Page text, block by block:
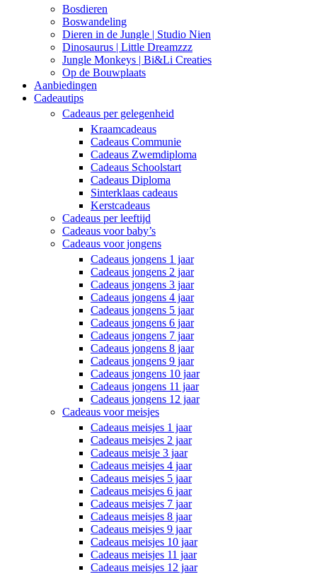
Bosdieren
Boswandeling
Dieren in de Jungle | Studio Nien
Dinosaurus | Little Dreamzzz
Jungle Monkeys | Bi&Li Creaties
Op de Bouwplaats
Aanbiedingen
Cadeautips
Cadeaus per gelegenheid
Kraamcadeaus
Cadeaus Communie
Cadeaus Zwemdiploma
Cadeaus Schoolstart
Cadeaus Diploma
Sinterklaas cadeaus
Kerstcadeaus
Cadeaus per leeftijd
Cadeaus voor baby’s
Cadeaus voor jongens
Cadeaus jongens 1 jaar
Cadeaus jongens 2 jaar
Cadeaus jongens 3 jaar
Cadeaus jongens 4 jaar
Cadeaus jongens 5 jaar
Cadeaus jongens 6 jaar
Cadeaus jongens 7 jaar
Cadeaus jongens 8 jaar
Cadeaus jongens 9 jaar
Cadeaus jongens 10 jaar
Cadeaus jongens 11 jaar
Cadeaus jongens 12 jaar
Cadeaus voor meisjes
Cadeaus meisjes 1 jaar
Cadeaus meisjes 2 jaar
Cadeaus meisje 3 jaar
Cadeaus meisjes 4 jaar
Cadeaus meisjes 5 jaar
Cadeaus meisjes 6 jaar
Cadeaus meisjes 7 jaar
Cadeaus meisjes 8 jaar
Cadeaus meisjes 9 jaar
Cadeaus meisjes 10 jaar
Cadeaus meisjes 11 jaar
Cadeaus meisjes 12 jaar